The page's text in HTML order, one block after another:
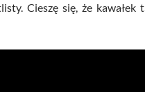
Cieszę się, że